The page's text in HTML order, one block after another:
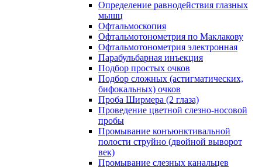
Определение равнодействия глазных
мышц
Офтальмоскопия
Офтальмотонометрия по Маклакову
Офтальмотонометрия электронная
Парабульбарная инъекция
Подбор простых очков
Подбор сложных (астигматических,
бифокальных) очков
Проба Ширмера (2 глаза)
Проведение цветной слезно-носовой
пробы
Промывание конъюнктивальной
полости струйно (двойной выворот
век)
Промывание слезных канальцев